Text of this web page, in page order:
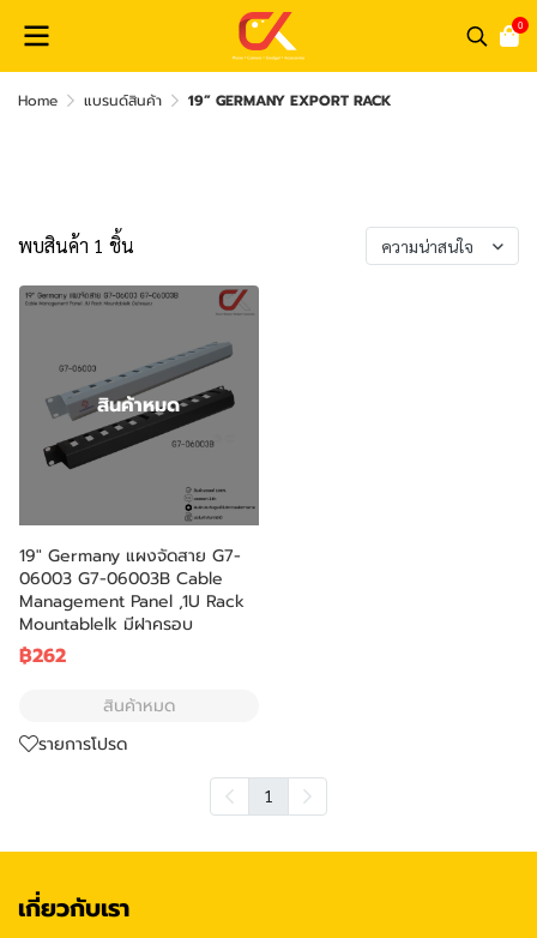
0
Home แบรนด์สินค้า 19” GERMANY EXPORT RACK
พบสินค้า 1 ชิ้น ความน่าสนใจ
สินค้าหมด
19" Germany แผงจัดสาย G7-
06003 G7-06003B Cable
Management Panel ,1U Rack
Mountablelk มีฝาครอบ
฿262
สินค้าหมด
รายการโปรด
1
เกี่ยวกับเรา